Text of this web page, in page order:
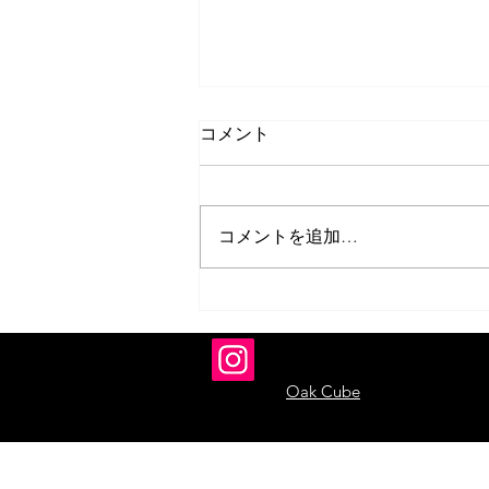
に描いてすみま展 vol.5」開催
のお知らせ
コメント
コメントを追加…
Oak Cube